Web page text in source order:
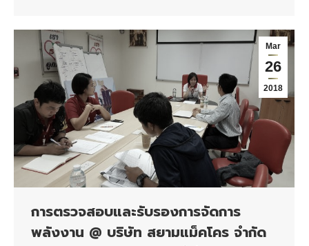
Mar
26
2018
การตรวจสอบและรับรองการจัดการ
พลังงาน @ บริษัท สยามแม็คโคร จำกัด